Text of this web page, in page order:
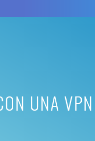
UNA VPN